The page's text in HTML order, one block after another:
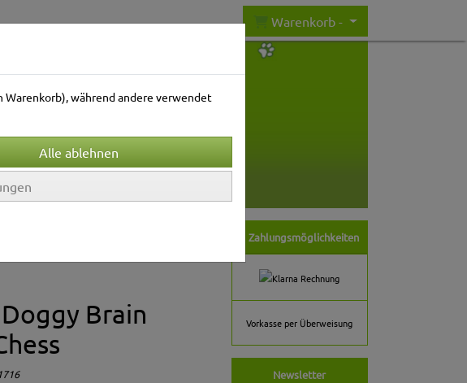
Warenkorb -
Brain
Zahlungsmöglichkeiten
Vorkasse per Überweisung
Newsletter
Warenkorb), während andere verwendet